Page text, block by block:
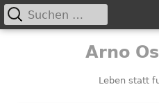
Arno
Leben statt
Primäres
Suchen
nach: